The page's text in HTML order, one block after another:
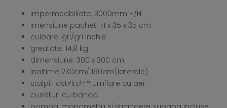
Impermeabiliate: 3000mm H/H
imensiune pachet: 71 x 35 x 35 cm
culoare: gri/gri inchis
greutate: 14,8 kg
dimensiune: 300 x 300 cm
inaltime 230cm/ 190cm(laterale)
stalpi FastPitch™ umflare cu aer
cusaturi cu banda